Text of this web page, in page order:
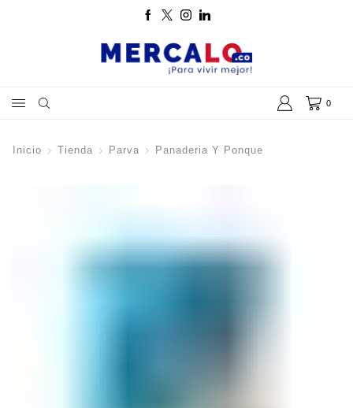
0
Inicio Tienda Parva Panaderia Y Ponque